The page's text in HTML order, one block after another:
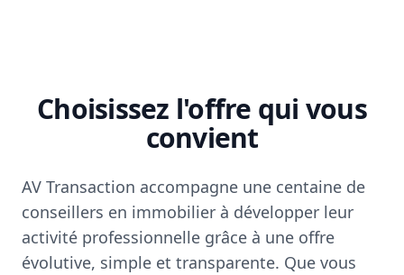
Choisissez l'offre qui vous
convient
AV Transaction accompagne une centaine de
conseillers en immobilier à développer leur
activité professionnelle grâce à une offre
évolutive, simple et transparente. Que vous